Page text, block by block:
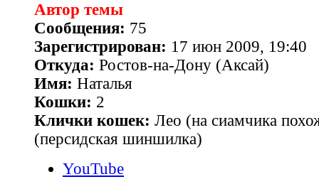
Автор темы
Сообщения: 75
Зарегистрирован: 17 июн 2009, 19:40
Откуда: Ростов-на-Дону (Аксай)
Имя: Наталья
Кошки: 2
Клички кошек: Лео (на сиамчика
(персидская шиншилка)
YouTube